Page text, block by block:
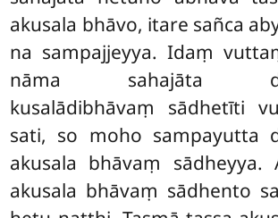
akusala bhāvo, itare sañca
na sampajjeyya. Idaṃ
nāma sahajāta
kusalādibhāvaṃ sādhetīti
sati, so moho sampayutta
akusala bhāvaṃ sādheyya.
akusala bhāvaṃ sādhento